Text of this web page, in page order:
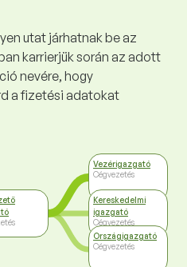
utat járhatnak be az
karrierjük során az adott
nevére, hogy
a fizetési adatokat
Vezérigazgató
Cégvezetés
Kereskedelmi
igazgató
Cégvezetés
Országigazgató
Cégvezetés